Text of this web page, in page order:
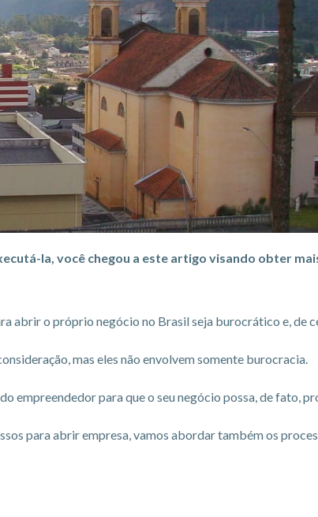
la, você chegou a este artigo visando obter
abrir o próprio negócio no Brasil seja burocrático e, de
mas eles não envolvem somente burocracia.
empreendedor para que o seu negócio possa, de fato,
para abrir empresa, vamos abordar também os